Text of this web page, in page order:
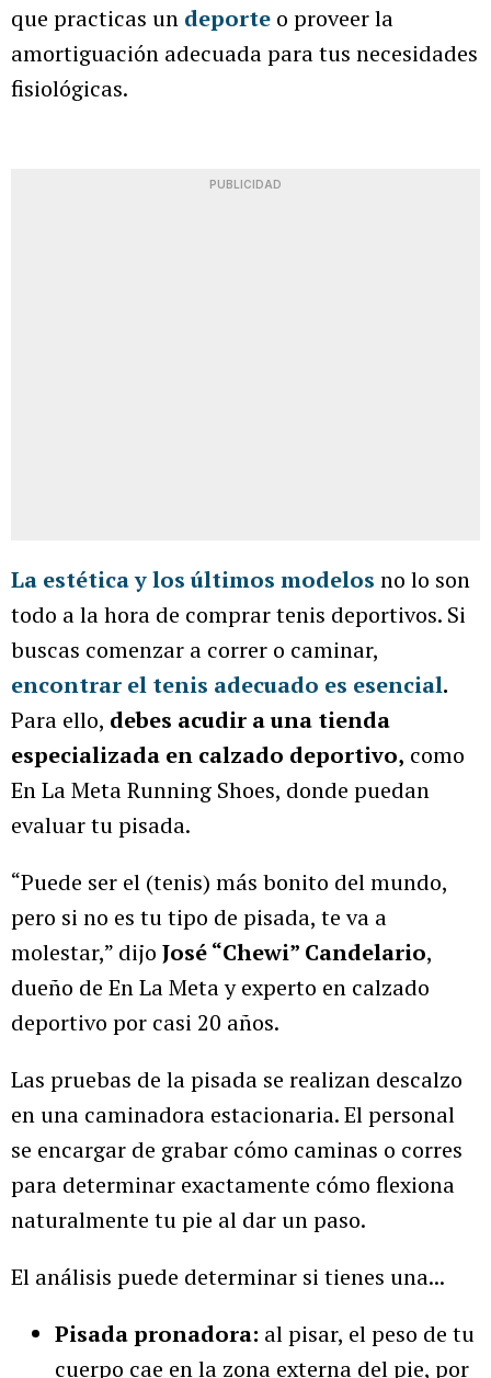
que practicas un deporte o proveer la
amortiguación adecuada para tus necesidades
fisiológicas.
PUBLICIDAD
La estética y los últimos modelos no lo son
todo a la hora de comprar tenis deportivos. Si
buscas comenzar a correr o caminar,
encontrar el tenis adecuado es esencial.
Para ello, debes acudir a una tienda
especializada en calzado deportivo, como
En La Meta Running Shoes, donde puedan
evaluar tu pisada.
“Puede ser el (tenis) más bonito del mundo,
pero si no es tu tipo de pisada, te va a
molestar,” dijo José “Chewi” Candelario,
dueño de En La Meta y experto en calzado
deportivo por casi 20 años.
Las pruebas de la pisada se realizan descalzo
en una caminadora estacionaria. El personal
se encargar de grabar cómo caminas o corres
para determinar exactamente cómo flexiona
naturalmente tu pie al dar un paso.
El análisis puede determinar si tienes una...
Pisada pronadora: al pisar, el peso de tu
cuerpo cae en la zona externa del pie, por